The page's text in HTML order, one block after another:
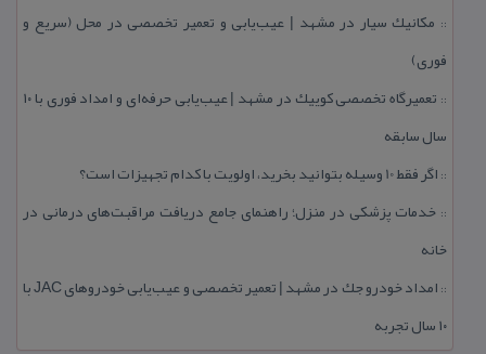
:: مكانیك سیار در مشهد | عیب‌یابی و تعمیر تخصصی در محل (سریع و
فوری)
::
تعمیرگاه تخصصی كوییك در مشهد | عیب‌یابی حرفه‌ای و امداد فوری با ۱۰
سال سابقه
:: اگر فقط 10 وسیله بتوانید بخرید، اولویت با كدام تجهیزات است؟
:: خدمات پزشكی در منزل؛ راهنمای جامع دریافت مراقبت‌های درمانی در
خانه
::
امداد خودرو جك در مشهد | تعمیر تخصصی و عیب‌یابی خودروهای JAC با
۱۰ سال تجربه